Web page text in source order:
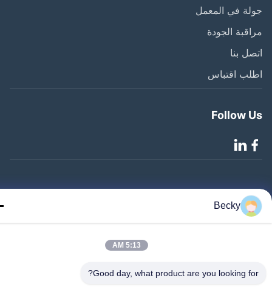
في المعمل
الجودة
بنا
اقتباس
Follow
Becky
5:13 AM
Good day, what product are you looking